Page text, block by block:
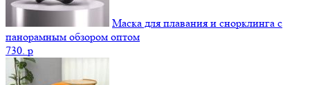
Маска для плавания и снорклинга с
панорамным обзором оптом
730. p